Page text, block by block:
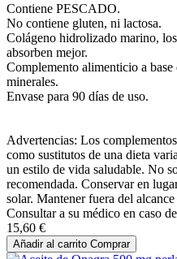
Contiene PESCADO.
No contiene gluten, ni lactosa.
Colágeno hidrolizado marino,
absorben mejor.
Complemento alimenticio a
minerales.
Envase para 90 días de uso.
Advertencias: Los
como sustitutos de una dieta
un estilo de vida saludable. No
recomendada. Conservar en
solar. Mantener fuera del
Consultar a su médico en caso
15,60 €
Añadir al carrito Comprar